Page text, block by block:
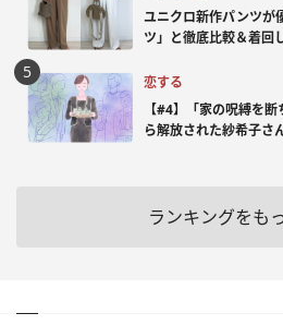
ユニクロ新作パンツ
ツ」と徹底比較＆着回
恋する
【#4】「家の呪縛を
ら解放された紗希子さ
ランキングをも